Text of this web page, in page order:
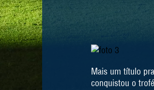
Mais um título
conquistou o